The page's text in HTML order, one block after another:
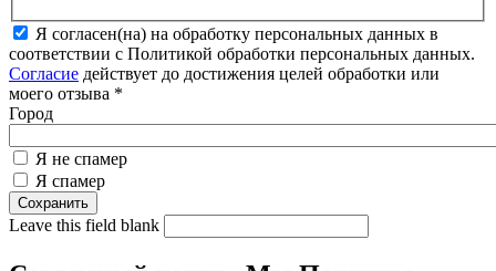
Я согласен(на) на обработку персональных данных в
соответствии с Политикой обработки персональных данных.
Согласие действует до достижения целей обработки или
моего отзыва *
Город
Я не спамер
Я спамер
Leave this field blank